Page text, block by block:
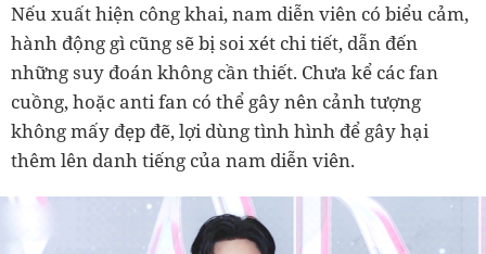
Nếu xuất hiện công khai, nam diễn viên có biểu cảm,
hành động gì cũng sẽ bị soi xét chi tiết, dẫn đến
những suy đoán không cần thiết. Chưa kể các fan
cuồng, hoặc anti fan có thể gây nên cảnh tượng
không mấy đẹp đẽ, lợi dùng tình hình để gây hại
thêm lên danh tiếng của nam diễn viên.